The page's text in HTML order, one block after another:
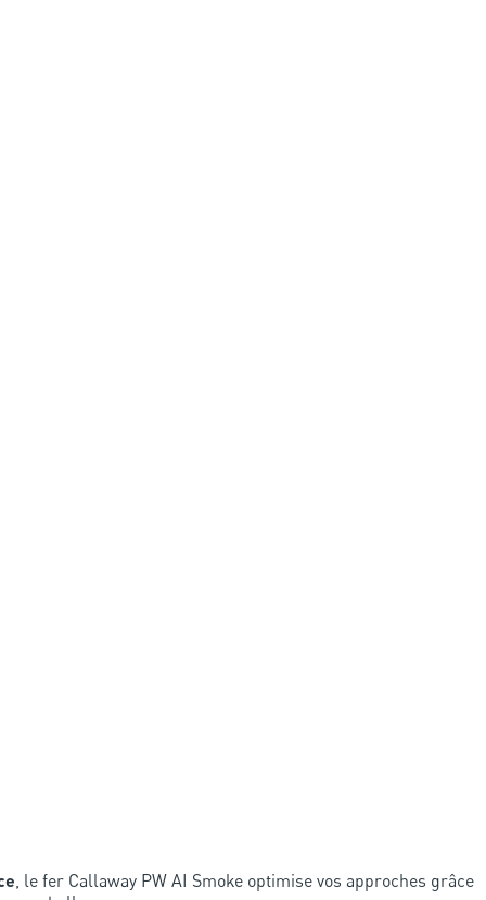
, le fer Callaway PW AI Smoke optimise vos approches grâce